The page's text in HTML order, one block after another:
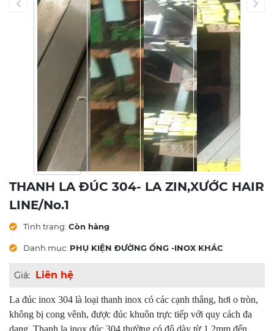
THANH LA ĐÚC 304- LA ZIN,XƯỚC HAIR
LINE/No.1
Tình trạng: Còn hàng
Danh mục: PHỤ KIỆN ĐƯỜNG ỐNG -INOX KHÁC
Giá: Liên hệ
La đúc inox 304 là loại thanh inox có các cạnh thẳng, hơi o tròn,
không bị cong vênh, được đúc khuôn trực tiếp với quy cách đa
dạng. Thanh la inox đúc 304 thường có độ dày từ 1.2mm đến